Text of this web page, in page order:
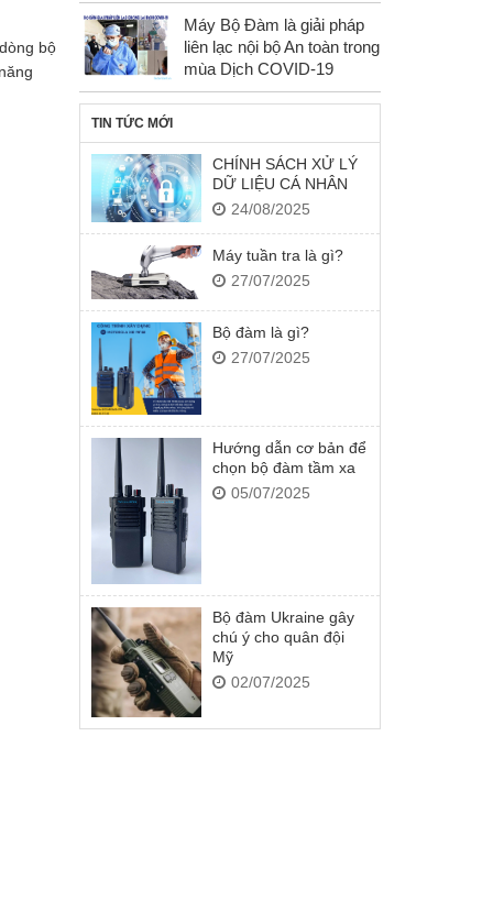
bộ
Máy Bộ Đàm là giải pháp
liên lạc nội bộ An toàn trong
mùa Dịch COVID-19
TIN TỨC MỚI
CHÍNH SÁCH XỬ LÝ
DỮ LIỆU CÁ NHÂN
24/08/2025
Máy tuần tra là gì?
27/07/2025
Bộ đàm là gì?
27/07/2025
Hướng dẫn cơ bản để
chọn bộ đàm tầm xa
05/07/2025
Bộ đàm Ukraine gây
chú ý cho quân đội
Mỹ
02/07/2025